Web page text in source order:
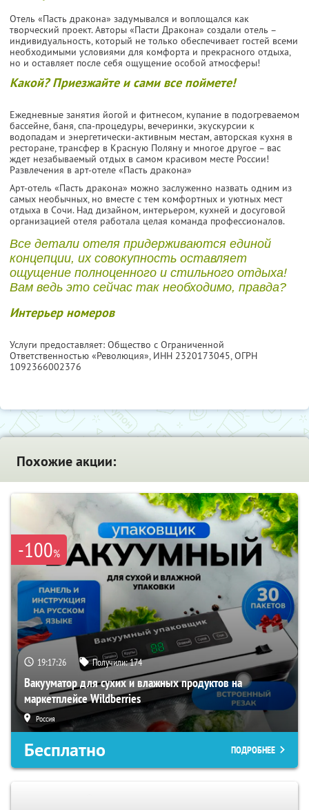
Отель «Пасть дракона» задумывался и воплощался как
творческий проект. Авторы «Пасти Дракона» создали отель –
индивидуальность, который не только обеспечивает гостей всеми
необходимыми условиями для комфорта и прекрасного отдыха,
но и оставляет после себя ощущение особой атмосферы!
Какой? Приезжайте и сами все поймете!
Ежедневные занятия йогой и фитнесом, купание в подогреваемом
бассейне, баня, спа-процедуры, вечеринки, экускурсии к
водопадам и энергетически-активным местам, авторская кухня в
ресторане, трансфер в Красную Поляну и многое другое – вас
ждет незабываемый отдых в самом красивом месте России!
Развлечения в арт-отеле «Пасть дракона»
Арт-отель «Пасть дракона» можно заслуженно назвать одним из
самых необычных, но вместе с тем комфортных и уютных мест
отдыха в Сочи. Над дизайном, интерьером, кухней и досуговой
организацией отеля работала целая команда профессионалов.
Все детали отеля придерживаются единой
концепции, их совокупность оставляет
ощущение полноценного и стильного отдыха!
Вам ведь это сейчас так необходимо, правда?
Интерьер номеров
Услуги предоставляет: Общество с Ограниченной
Ответственностью «Революция», ИНН 2320173045, ОГРН
1092366002376
Похожие акции:
-100%
19:17:25 Получили:174
Вакууматор для сухих и влажных продуктов на
маркетплейсе Wildberries
Россия
Бесплатно ПОДРОБНЕЕ